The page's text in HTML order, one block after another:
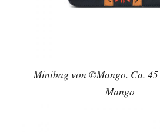
Minibag von ©Mango. Ca.
Mango